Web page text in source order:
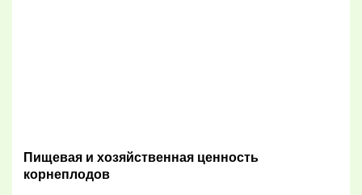
Пищевая и хозяйственная ценность
корнеплодов